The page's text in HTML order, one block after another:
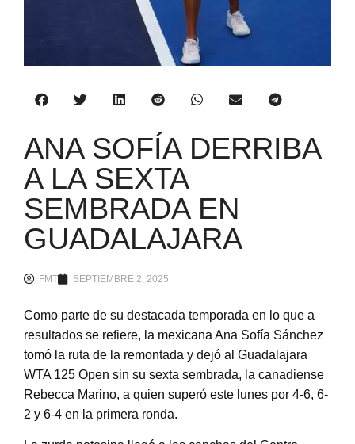
ANA SOFÍA DERRIBA
A LA SEXTA
SEMBRADA EN
GUADALAJARA
FMT SEPTIEMBRE 2, 2025
Como parte de su destacada temporada en lo que a
resultados se refiere, la mexicana Ana Sofía Sánchez
tomó la ruta de la remontada y dejó al Guadalajara
WTA 125 Open sin su sexta sembrada, la canadiense
Rebecca Marino, a quien superó este lunes por 4-6, 6-
2 y 6-4 en la primera ronda.